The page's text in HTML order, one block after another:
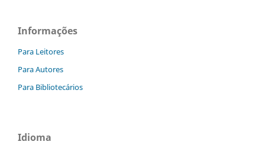
Informações
Para Leitores
Para Autores
Para Bibliotecários
Idioma